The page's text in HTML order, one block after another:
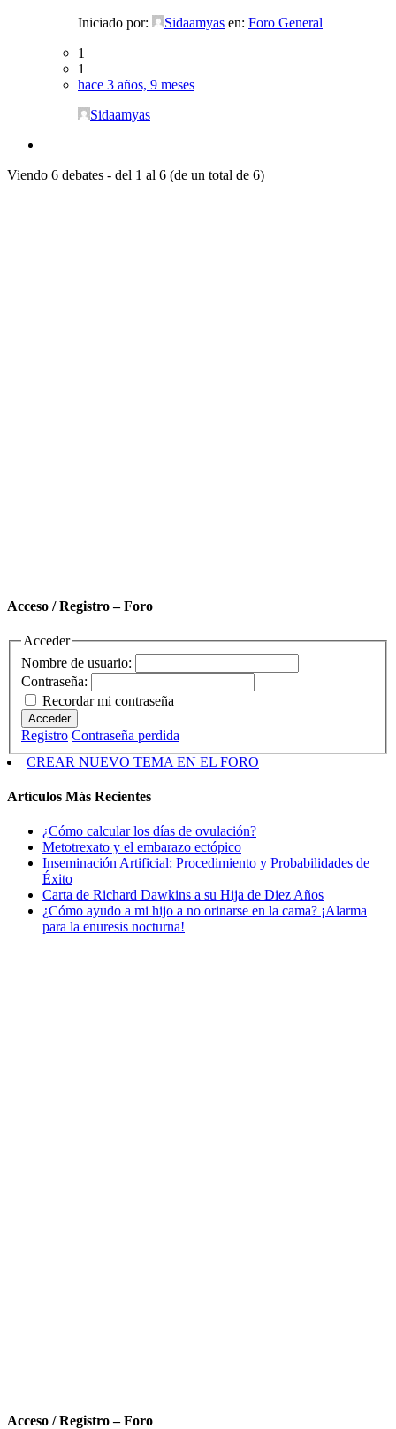
Iniciado por: Sidaamyas en: Foro General
1
1
hace 3 años, 9 meses
Sidaamyas
Viendo 6 debates - del 1 al 6 (de un total de 6)
Acceso / Registro – Foro
Acceder
Nombre de usuario:
Contraseña:
Recordar mi contraseña
Acceder
Registro Contraseña perdida
CREAR NUEVO TEMA EN EL FORO
Artículos Más Recientes
¿Cómo calcular los días de ovulación?
Metotrexato y el embarazo ectópico
Inseminación Artificial: Procedimiento y Probabilidades de
Éxito
Carta de Richard Dawkins a su Hija de Diez Años
¿Cómo ayudo a mi hijo a no orinarse en la cama? ¡Alarma
para la enuresis nocturna!
Acceso / Registro – Foro